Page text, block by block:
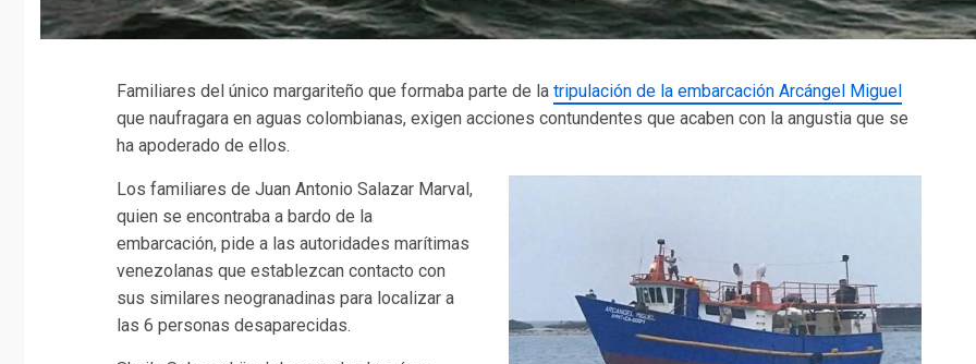
Familiares del único margariteño que formaba parte de la tripulación de la embarcación Arcángel Miguel
que naufragara en aguas colombianas, exigen acciones contundentes que acaben con la angustia que se
ha apoderado de ellos.
Los familiares de Juan Antonio Salazar Marval,
quien se encontraba a bardo de la
embarcación, pide a las autoridades marítimas
venezolanas que establezcan contacto con
sus similares neogranadinas para localizar a
las 6 personas desaparecidas.